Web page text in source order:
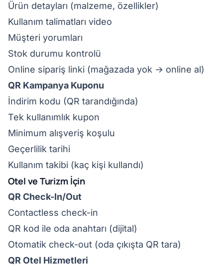
Ürün detayları (malzeme, özellikler)
Kullanım talimatları video
Müşteri yorumları
Stok durumu kontrolü
Online sipariş linki (mağazada yok → online al)
QR Kampanya Kuponu
İndirim kodu (QR tarandığında)
Tek kullanımlık kupon
Minimum alışveriş koşulu
Geçerlilik tarihi
Kullanım takibi (kaç kişi kullandı)
Otel ve Turizm İçin
QR Check-In/Out
Contactless check-in
QR kod ile oda anahtarı (dijital)
Otomatik check-out (oda çıkışta QR tara)
QR Otel Hizmetleri